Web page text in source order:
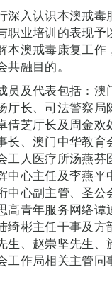
深入认识本澳戒毒
职业培训的表现予
本澳戒毒康复工作
融目的。
员及代表包括：澳
厅长、司法警察局
倩芝厅长及周金欢
长、澳门中华教育
工人医疗所汤燕芬
中心主任及李燕平
中心副主管、圣公
高青年服务网络谭
绮彬主任干事及方
生、赵崇坚先生、
作局相关主管同